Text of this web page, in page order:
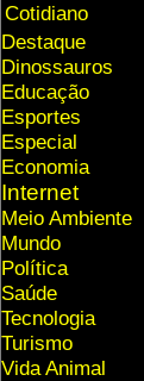
Cotidiano
Destaque
Dinossauros
Educação
Esportes
Especial
Economia
Internet
Meio Ambiente
Mundo
Política
Saúde
Tecnologia
Turismo
Vida Animal